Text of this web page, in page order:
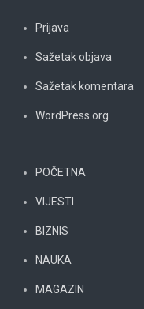
Prijava
Sažetak objava
Sažetak komentara
WordPress.org
POČETNA
VIJESTI
BIZNIS
NAUKA
MAGAZIN